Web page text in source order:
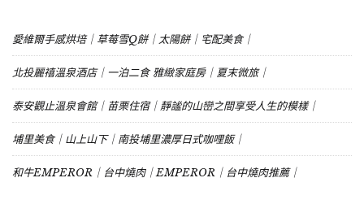
愛維爾手感烘培｜草莓雪Q餅｜太陽餅｜宅配美食｜
北投麗禧溫泉酒店｜一泊二食 雅緻家庭房｜夏末微旅｜
泰安觀止溫泉會館｜苗栗住宿｜靜謐的山巒之間享受人生的模樣｜
埔里美食｜山上山下｜南投埔里濃厚日式咖哩飯｜
和牛EMPEROR｜台中燒肉｜EMPEROR｜台中燒肉推薦｜